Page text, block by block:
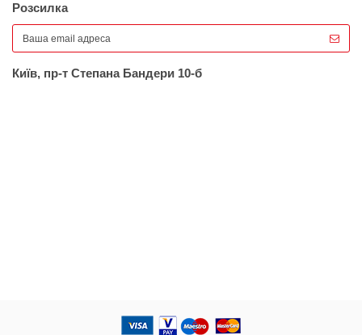
Розсилка
Київ, пр-т Степана Бандери 10-б